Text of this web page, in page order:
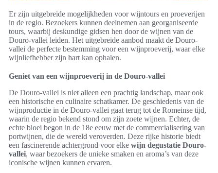
Er zijn uitgebreide mogelijkheden voor wijntours en proeverijen
in de regio. Bezoekers kunnen deelnemen aan georganiseerde
tours, waarbij deskundige gidsen hen door de wijnen van de
Douro-vallei leiden. Het uitgebreide aanbod maakt de Douro-
vallei de perfecte bestemming voor een wijnproeverij, waar elke
wijnliefhebber zijn hart kan ophalen.
Geniet van een wijnproeverij in de Douro-vallei
De Douro-vallei is niet alleen een prachtig landschap, maar ook
een historische en culinaire schatkamer. De geschiedenis van de
wijnproductie in de Douro-vallei gaat terug tot de Romeinse tijd,
waarin de regio bekend stond om zijn zoete wijnen. Echter, de
echte bloei begon in de 18e eeuw met de commercialisering van
portwijnen, die de wereld veroverden. Deze rijke historie biedt
een fascinerende achtergrond voor elke wijn degustatie Douro-
vallei, waar bezoekers de unieke smaken en aroma’s van deze
iconische wijnen kunnen ervaren.